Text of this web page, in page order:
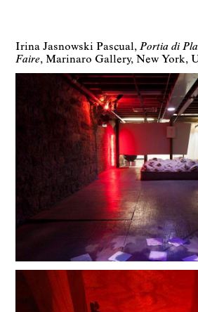
Irina Jasnowski Pascual Portia di
Faire
Marinaro Gallery New York